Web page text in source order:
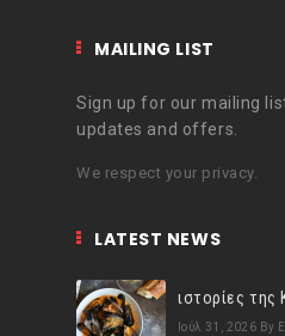
MAILING LIST
Sign up for our mailing
updates and offers.
We respect your privacy.
LATEST NEWS
Ιούλ 31, 2026 By